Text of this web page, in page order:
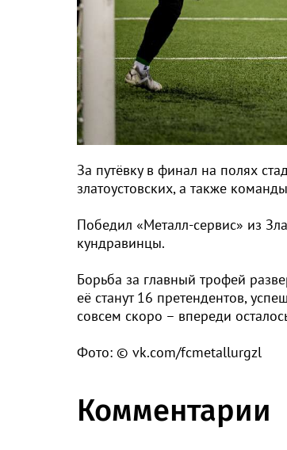
За путёвку в финал на полях
златоустовских, а также
Победил «Металл-сервис» из
кундравинцы.
Борьба за главный трофей
её станут 16 претендентов,
совсем скоро – впереди
Фото: © vk.com/fcmetallurgzl
Комментарии